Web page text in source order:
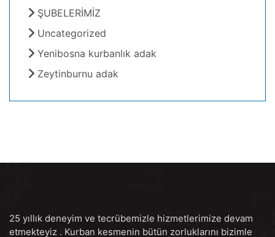
ŞUBELERİMİZ
Uncategorized
Yenibosna kurbanlık adak
Zeytinburnu adak
25 yıllık deneyim ve tecrübemizle hizmetlerimize devam
etmekteyiz . Kurban kesmenin bütün zorluklarını bizimle